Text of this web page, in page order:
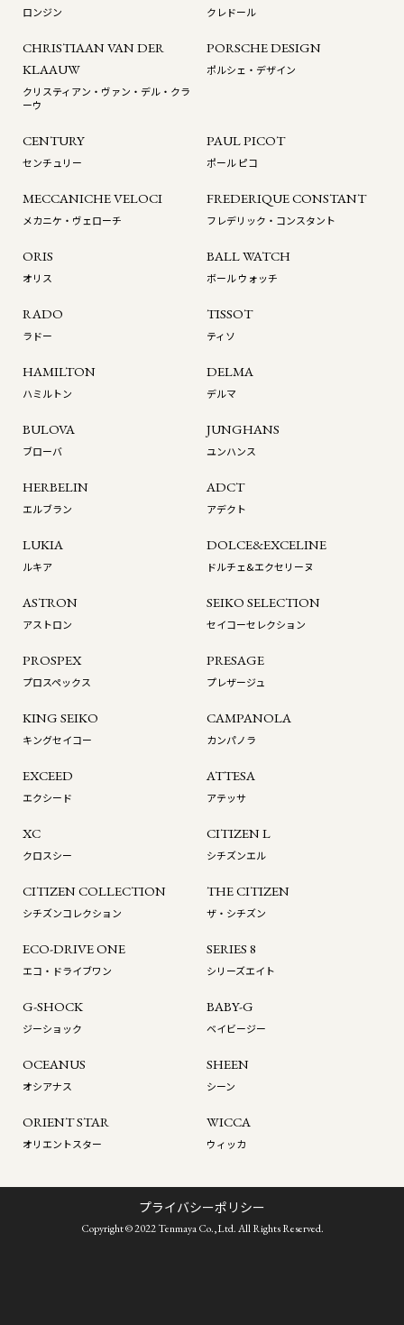
ロンジン クレドール
CHRISTIAAN VAN DER
KLAAUW
クリスティアン・ヴァン・デル・クラ
ーウ
PORSCHE DESIGN
ポルシェ・デザイン
CENTURY
センチュリー
PAUL PICOT
ポール ピコ
MECCANICHE VELOCI
メカニケ・ヴェローチ
FREDERIQUE CONSTANT
フレデリック・コンスタント
ORIS
オリス
BALL WATCH
ボール ウォッチ
RADO
ラドー
TISSOT
ティソ
HAMILTON
ハミルトン
DELMA
デルマ
BULOVA
ブローバ
JUNGHANS
ユンハンス
HERBELIN
エルブラン
ADCT
アデクト
LUKIA
ルキア
DOLCE&EXCELINE
ドルチェ&エクセリーヌ
ASTRON
アストロン
SEIKO SELECTION
セイコーセレクション
PROSPEX
プロスペックス
PRESAGE
プレザージュ
KING SEIKO
キングセイコー
CAMPANOLA
カンパノラ
EXCEED
エクシード
ATTESA
アテッサ
XC
クロスシー
CITIZEN L
シチズンエル
CITIZEN COLLECTION
シチズンコレクション
THE CITIZEN
ザ・シチズン
ECO-DRIVE ONE
エコ・ドライブワン
SERIES 8
シリーズエイト
G-SHOCK
ジーショック
BABY-G
ベイビージー
OCEANUS
オシアナス
SHEEN
シーン
ORIENT STAR
オリエントスター
WICCA
ウィッカ
プライバシーポリシー
Copyright © 2022 Tenmaya Co.,Ltd. All Rights Reserved.